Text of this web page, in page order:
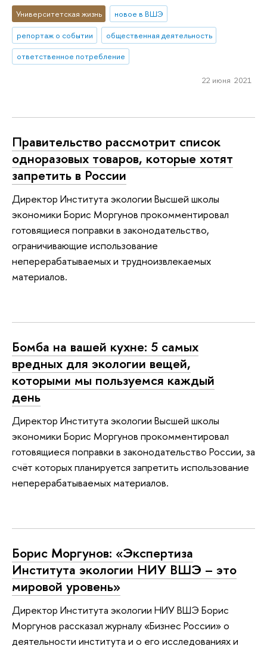
Университетская жизнь
новое в ВШЭ
репортаж о событии
общественная деятельность
ответственное потребление
22 июня 2021
Правительство рассмотрит список
одноразовых товаров, которые хотят
запретить в России
Директор Института экологии Высшей школы
экономики Борис Моргунов прокомментировал
готовящиеся поправки в законодательство,
ограничивающие использование
неперерабатываемых и трудноизвлекаемых
материалов.
Бомба на вашей кухне: 5 самых
вредных для экологии вещей,
которыми мы пользуемся каждый
день
Директор Института экологии Высшей школы
экономики Борис Моргунов прокомментировал
готовящиеся поправки в законодательство России, за
счёт которых планируется запретить использование
неперерабатываемых материалов.
Борис Моргунов: «Экспертиза
Института экологии НИУ ВШЭ – это
мировой уровень»
Директор Института экологии НИУ ВШЭ Борис
Моргунов рассказал журналу «Бизнес России» о
деятельности института и о его исследованиях и